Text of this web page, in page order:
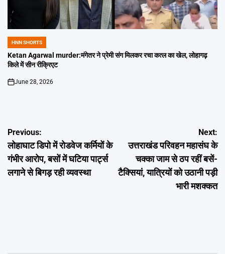
POSTED
IN
HNN SHORTS
Ketan Agarwal murder:मंगेतर ने प्रेमी संग मिलकर रचा कत्ल का खेल, लोहागढ़
किले में सीन रीक्रिएट
on
June 28, 2026
Post
navigation
Previous:
लोहाघाट डिपो में रोडवेज कर्मियों के
गंभीर आरोप, बसों में घटिया पार्ट्स
लगाने से बिगड़ रही व्यवस्था
Next:
उत्तराखंड परिवहन महासंघ के
चक्का जाम से ठप रहीं बसें-
टैक्सियां, यात्रियों को उठानी पड़ी
भारी मशक्कत